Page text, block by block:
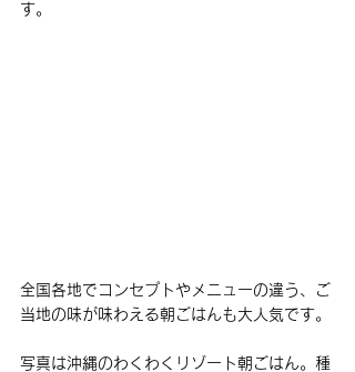
す。
全国各地でコンセプトやメニューの違う、ご
当地の味が味わえる朝ごはんも大人気です。
写真は沖縄のわくわくリゾート朝ごはん。種